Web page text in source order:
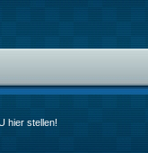
hier stellen!